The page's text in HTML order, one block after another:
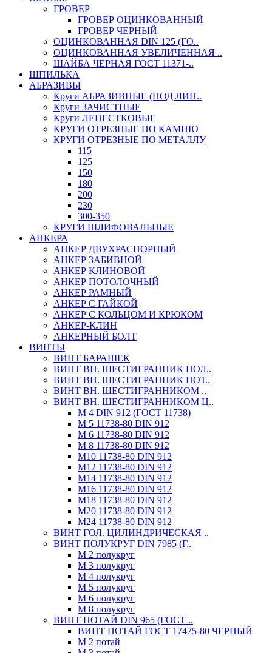
ГРОВЕР
ГРОВЕР ОЦИНКОВАННЫЙ
ГРОВЕР ЧЕРНЫЙ
ОЦИНКОВАННАЯ DIN 125 (ГО..
ОЦИНКОВАННАЯ УВЕЛИЧЕННАЯ ..
ШАЙБА ЧЕРНАЯ ГОСТ 11371-..
ШПИЛЬКА
АБРАЗИВЫ
Круги АБРАЗИВНЫЕ (ПОД ЛИП..
Круги ЗАЧИСТНЫЕ
Круги ЛЕПЕСТКОВЫЕ
КРУГИ ОТРЕЗНЫЕ ПО КАМНЮ
КРУГИ ОТРЕЗНЫЕ ПО МЕТАЛЛУ
115
125
150
180
200
230
300-350
КРУГИ ШЛИФОВАЛЬНЫЕ
АНКЕРА
АНКЕР ДВУХРАСПОРНЫЙ
АНКЕР ЗАБИВНОЙ
АНКЕР КЛИНОВОЙ
АНКЕР ПОТОЛОЧНЫЙ
АНКЕР РАМНЫЙ
АНКЕР С ГАЙКОЙ
АНКЕР С КОЛЬЦОМ И КРЮКОМ
АНКЕР-КЛИН
АНКЕРНЫЙ БОЛТ
ВИНТЫ
ВИНТ БАРАШЕК
ВИНТ ВН. ШЕСТИГРАННИК ПОЛ..
ВИНТ ВН. ШЕСТИГРАННИК ПОТ..
ВИНТ ВН. ШЕСТИГРАННИКОМ ..
ВИНТ ВН. ШЕСТИГРАННИКОМ Ц..
М 4 DIN 912 (ГОСТ 11738)
М 5 11738-80 DIN 912
М 6 11738-80 DIN 912
М 8 11738-80 DIN 912
М10 11738-80 DIN 912
М12 11738-80 DIN 912
М14 11738-80 DIN 912
М16 11738-80 DIN 912
М18 11738-80 DIN 912
М20 11738-80 DIN 912
М24 11738-80 DIN 912
ВИНТ ГОЛ. ЦИЛИНДРИЧЕСКАЯ ..
ВИНТ ПОЛУКРУГ DIN 7985 (Г..
М 2 полукруг
М 3 полукруг
М 4 полукруг
М 5 полукруг
М 6 полукруг
М 8 полукруг
ВИНТ ПОТАЙ DIN 965 (ГОСТ ..
ВИНТ ПОТАЙ ГОСТ 17475-80 ЧЕРНЫЙ
М 2 потай